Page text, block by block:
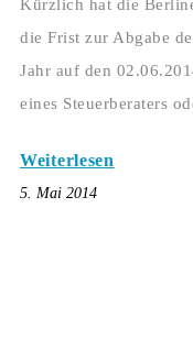
Kürzlich hat die
die Frist zur Abgabe
Jahr auf den
eines Steuerberaters
Weiterlesen
5. Mai 2014